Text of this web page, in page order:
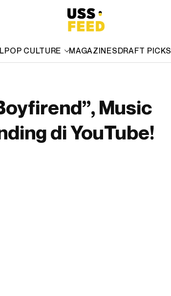
POP CULTURE MAGAZINESDRAFT PICKS
Music
di YouTube!